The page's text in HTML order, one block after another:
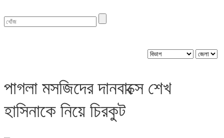
পাগলা মসজিদের দানবাক্সে শেখ
হাসিনাকে নিয়ে চিরকুট